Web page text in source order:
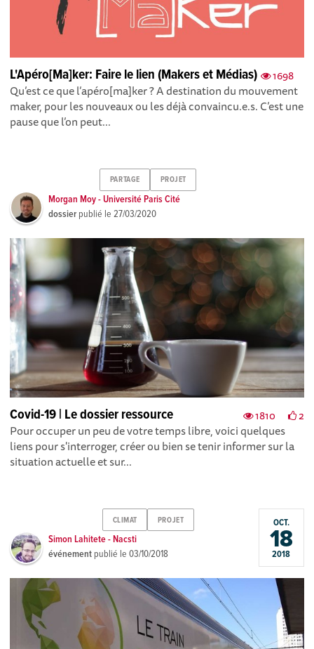
1698
L'Apéro[Ma]ker: Faire le lien (Makers et Médias)
Qu’est ce que l’apéro[ma]ker ? A destination du mouvement
maker, pour les nouveaux ou les déjà convaincu.e.s. C’est une
pause que l’on peut...
PARTAGE PROJET
Morgan Moy - Université Paris Cité
dossier publié le27/03/2020
1810 2
Covid-19 | Le dossier ressource
Pour occuper un peu de votre temps libre, voici quelques
liens pour s'interroger, créer ou bien se tenir informer sur la
situation actuelle et sur...
CLIMAT PROJET
Simon Lahitete - Nacsti
événement publié le03/10/2018
OCT.
18
2018